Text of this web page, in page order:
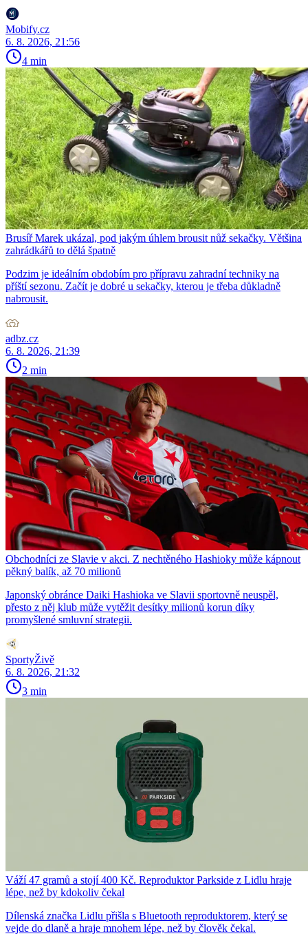
Mobify.cz
6. 8. 2026, 21:56
4 min
Brusíř Marek ukázal, pod jakým úhlem brousit nůž sekačky. Většina
zahrádkářů to dělá špatně
Podzim je ideálním obdobím pro přípravu zahradní techniky na
příští sezonu. Začít je dobré u sekačky, kterou je třeba důkladně
nabrousit.
adbz.cz
6. 8. 2026, 21:39
2 min
Obchodníci ze Slavie v akci. Z nechtěného Hashioky může kápnout
pěkný balík, až 70 milionů
Japonský obránce Daiki Hashioka ve Slavii sportovně neuspěl,
přesto z něj klub může vytěžit desítky milionů korun díky
promyšlené smluvní strategii.
SportyŽivě
6. 8. 2026, 21:32
3 min
Váží 47 gramů a stojí 400 Kč. Reproduktor Parkside z Lidlu hraje
lépe, než by kdokoliv čekal
Dílenská značka Lidlu přišla s Bluetooth reproduktorem, který se
vejde do dlaně a hraje mnohem lépe, než by člověk čekal.